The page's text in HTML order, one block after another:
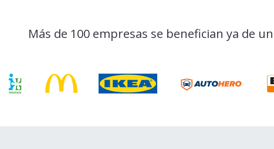
Más de 100 empresas se benefician ya de